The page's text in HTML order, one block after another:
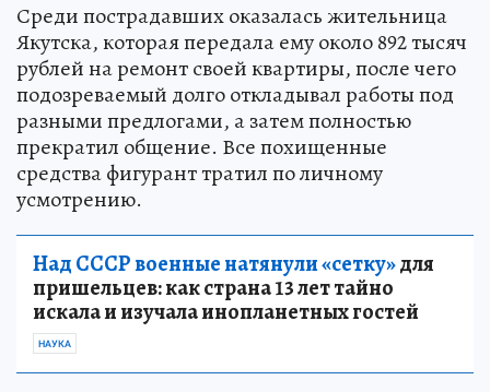
Среди пострадавших оказалась жительница
Якутска, которая передала ему около 892 тысяч
рублей на ремонт своей квартиры, после чего
подозреваемый долго откладывал работы под
разными предлогами, а затем полностью
прекратил общение. Все похищенные
средства фигурант тратил по личному
усмотрению.
Над СССР военные натянули «сетку»для
пришельцев: как страна 13 лет тайно
искала и изучала инопланетных гостей
НАУКА